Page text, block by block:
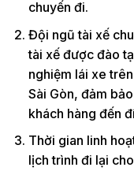
chuyến đi.
Đội ngũ tài xế
tài xế được đào
nghiệm lái xe
Sài Gòn, đảm
khách hàng đến
Thời gian linh
lịch trình đi lại